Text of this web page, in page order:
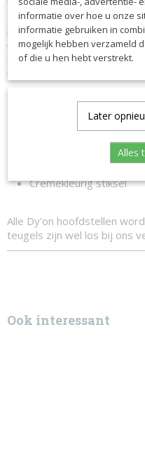
De neusriem en
riempje zodat de
van druk. De ergonomische
de neusbrug en de
vorm en is voorzien van het
Hoofdstel van soepel
Anatomisch kopstuk
Minimale druk van de
Goudkleurige messing
Crèmekleurig stiksel
Alle Dy'on hoofdstellen
teugels zijn wel los bij ons
Ook interessant
informatie over hoe u onze
informatie gebruiken in
mogelijk hebben verzameld
of die u hen hebt verstrekt.
Later
Alles